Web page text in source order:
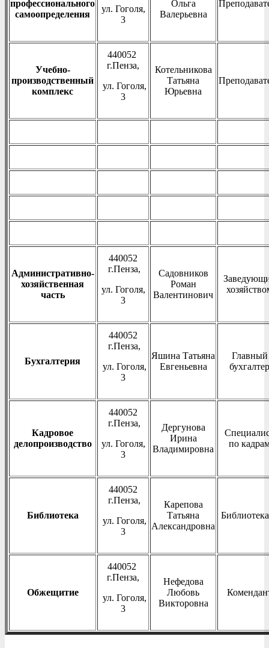
профессионального
самоопределения
ул. Гоголя,
3
Ольга
Валерьевна
Учебно-
производственный
комплекс
440052
г.Пенза,
ул. Гоголя,
3
Котельникова
Татьяна
Юрьевна
Административно-
хозяйственная
часть
440052
г.Пенза,
ул. Гоголя,
3
Садовников
Роман
Валентинович
Бухгалтерия
440052
г.Пенза,
ул. Гоголя,
3
Яшина Татьяна
Евгеньевна
Главный
бухгалтер
Кадровое
делопроизводство
440052
г.Пенза,
ул. Гоголя,
3
Дергунова
Ирина
Владимировна
по
Библиотека
440052
г.Пенза,
ул. Гоголя,
3
Карепова
Татьяна
Александровна
Обжещитие
440052
г.Пенза,
ул. Гоголя,
3
Нефедова
Любовь
Викторовна